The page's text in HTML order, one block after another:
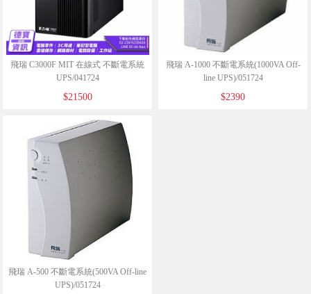
飛瑞 C3000F MIT 在線式 不斷電系統
UPS/041724
$21500
飛瑞 A-1000 不斷電系統(1000VA Off-
line UPS)/051724
$2390
飛瑞 A-500 不斷電系統(500VA Off-line
UPS)/051724